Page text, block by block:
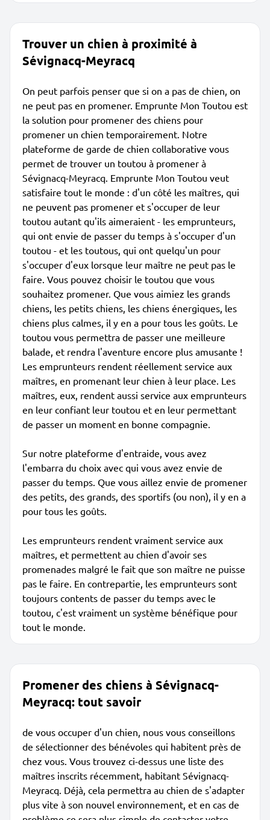
Trouver un chien à proximité à
Sévignacq-Meyracq
On peut parfois penser que si on a pas de chien, on
ne peut pas en promener. Emprunte Mon Toutou est
la solution pour promener des chiens pour
promener un chien temporairement. Notre
plateforme de garde de chien collaborative vous
permet de trouver un toutou à promener à
Sévignacq-Meyracq. Emprunte Mon Toutou veut
satisfaire tout le monde : d'un côté les maîtres, qui
ne peuvent pas promener et s'occuper de leur
toutou autant qu'ils aimeraient - les emprunteurs,
qui ont envie de passer du temps à s'occuper d'un
toutou - et les toutous, qui ont quelqu'un pour
s'occuper d'eux lorsque leur maître ne peut pas le
faire. Vous pouvez choisir le toutou que vous
souhaitez promener. Que vous aimiez les grands
chiens, les petits chiens, les chiens énergiques, les
chiens plus calmes, il y en a pour tous les goûts. Le
toutou vous permettra de passer une meilleure
balade, et rendra l'aventure encore plus amusante !
Les emprunteurs rendent réellement service aux
maîtres, en promenant leur chien à leur place. Les
maîtres, eux, rendent aussi service aux emprunteurs
en leur confiant leur toutou et en leur permettant
de passer un moment en bonne compagnie.
Sur notre plateforme d'entraide, vous avez
l'embarra du choix avec qui vous avez envie de
passer du temps. Que vous aillez envie de promener
des petits, des grands, des sportifs (ou non), il y en a
pour tous les goûts.
Les emprunteurs rendent vraiment service aux
maîtres, et permettent au chien d'avoir ses
promenades malgré le fait que son maître ne puisse
pas le faire. En contrepartie, les emprunteurs sont
toujours contents de passer du temps avec le
toutou, c'est vraiment un système bénéfique pour
tout le monde.
Promener des chiens à Sévignacq-
Meyracq: tout savoir
de vous occuper d'un chien, nous vous conseillons
de sélectionner des bénévoles qui habitent près de
chez vous. Vous trouvez ci-dessus une liste des
maîtres inscrits récemment, habitant Sévignacq-
Meyracq. Déjà, cela permettra au chien de s'adapter
plus vite à son nouvel environnement, et en cas de